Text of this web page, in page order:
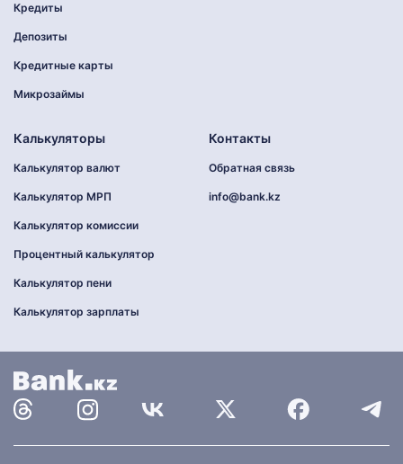
Кредиты
Депозиты
Кредитные карты
Микрозаймы
Калькуляторы
Калькулятор валют
Калькулятор МРП
Калькулятор комиссии
Процентный калькулятор
Калькулятор пени
Калькулятор зарплаты
Контакты
Обратная связь
info@bank.kz